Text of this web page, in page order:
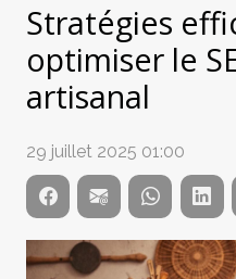
Stratégies
optimiser le
artisanal
29 juillet 2025 01:00